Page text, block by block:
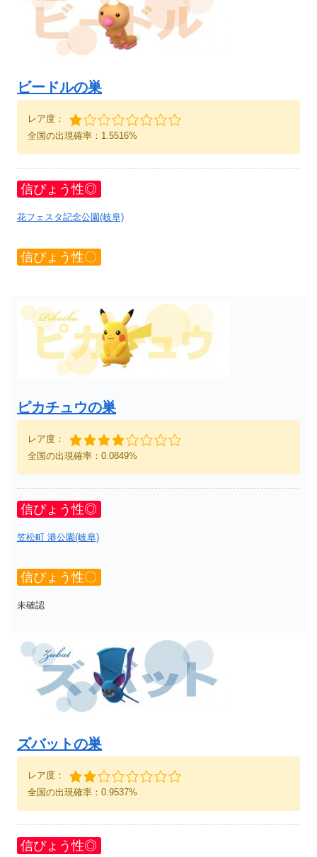
ビードルの巣
レア度：
全国の出現確率：1.5516%
信ぴょう性◎
花フェスタ記念公園(岐阜)
信ぴょう性〇
ピカチュウの巣
レア度：
全国の出現確率：0.0849%
信ぴょう性◎
笠松町 港公園(岐阜)
信ぴょう性〇
未確認
ズバットの巣
レア度：
全国の出現確率：0.9537%
信ぴょう性◎